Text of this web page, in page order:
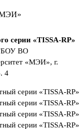
серии «TISSA-RP»
ВО
«МЭИ», г.
4